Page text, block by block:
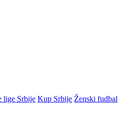
lige Srbije Kup Srbije Ženski fudbal